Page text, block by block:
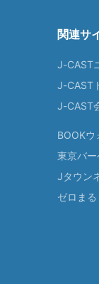
関連サ
J-CAST
J-CAST
J-CAST
BOOKウ
東京バ
Jタウン
ゼロまる